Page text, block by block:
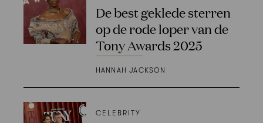
De best geklede sterren
op de rode loper van de
Tony Awards 2025
HANNAH JACKSON
CELEBRITY